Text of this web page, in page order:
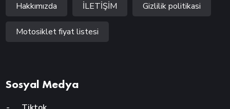
Hakkımızda İLETİŞİM Gizlilik politikasi
Motosiklet fiyat listesi
Sosyal Medya